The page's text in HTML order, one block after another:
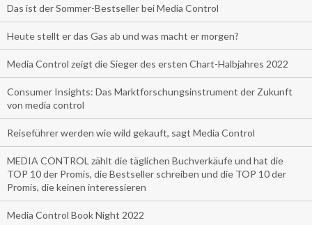
Das ist der Sommer-Bestseller bei Media Control
Heute stellt er das Gas ab und was macht er morgen?
Media Control zeigt die Sieger des ersten Chart-Halbjahres 2022
Consumer Insights: Das Marktforschungsinstrument der Zukunft
von media control
Reiseführer werden wie wild gekauft, sagt Media Control
MEDIA CONTROL zählt die täglichen Buchverkäufe und hat die
TOP 10 der Promis, die Bestseller schreiben und die TOP 10 der
Promis, die keinen interessieren
Media Control Book Night 2022